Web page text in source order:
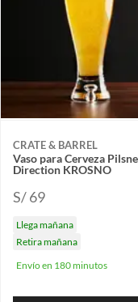
CRATE & BARREL
Vaso para Cerveza
Direction KROSNO
S/ 69
Llega mañana
Retira mañana
Envío en 180 minutos